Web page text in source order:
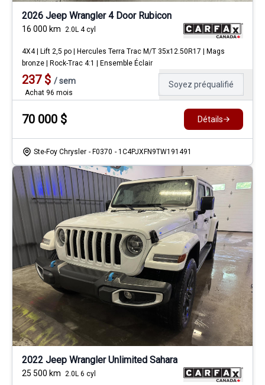
2026 Jeep Wrangler 4 Door Rubicon
16 000 km 2.0L 4 cyl
4X4 | Lift 2,5 po | Hercules Terra Trac M/T 35x12.50R17 | Mags
bronze | Rock-Trac 4:1 | Ensemble Éclair
237$ /sem
Achat 96 mois
Soyez préqualifié
70 000 $ Détails
Ste-Foy Chrysler - F0370 - 1C4PJXFN9TW191491
2022 Jeep Wrangler Unlimited Sahara
25 500 km 2.0L 6 cyl